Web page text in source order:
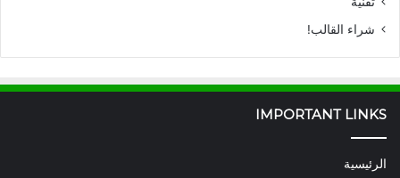
شراء القالب!
IMPORTANT LINKS
الرئيسية